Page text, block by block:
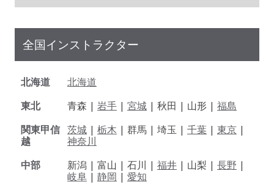
全国インストラクター
北海道
北海道
東北
青森 | 岩手 | 宮城 | 秋田 | 山形 | 福島
関東甲信
越
茨城 | 栃木 | 群馬 | 埼玉 | 千葉 | 東京 |
神奈川
中部
新潟 | 富山 | 石川 | 福井 | 山梨 | 長野 |
岐阜 | 静岡 | 愛知